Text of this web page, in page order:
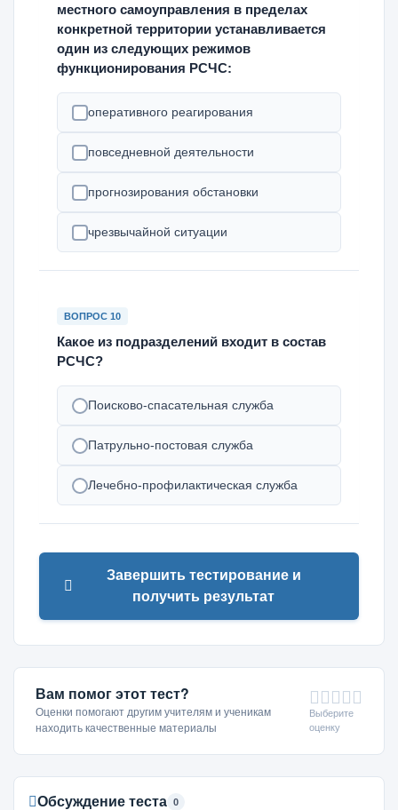
местного самоуправления в пределах
конкретной территории устанавливается
один из следующих режимов
функционирования РСЧС:
оперативного реагирования
повседневной деятельности
прогнозирования обстановки
чрезвычайной ситуации
ВОПРОС 10
Какое из подразделений входит в состав
РСЧС?
Поисково-спасательная служба
Патрульно-постовая служба
Лечебно-профилактическая служба
Завершить тестирование и
получить результат
Вам помог этот тест?
Оценки помогают другим учителям и ученикам
находить качественные материалы
Выберите
оценку
Обсуждение теста 0